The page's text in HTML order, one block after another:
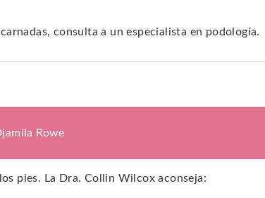
consulta a un especialista en podología.
Rowe
pies. La Dra. Collin Wilcox aconseja: